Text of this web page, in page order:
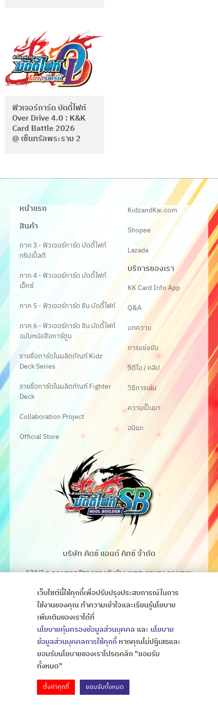
ฟิวเจอร์การ์ด บัดดี้ไฟท์
Over Drive 4.0 : K&K
Card Battle 2026
@ เซ็นทรัลพระราม 2
หน้าแรก
สินค้า
ภาค 3 - ฟิวเจอร์การ์ด บัดดี้ไฟท์
ทริปเปิ้ลดี
ภาค 4 - ฟิวเจอร์การ์ด บัดดี้ไฟท์
เอ็กซ์
ภาค 5 - ฟิวเจอร์การ์ด ชิน บัดดี้ไฟท์
ภาค 6 - ฟิวเจอร์การ์ด ชิน บัดดี้ไฟท์
ฉบับหนังสือการ์ตูน
รายชื่อการ์ดในผลิตภัณฑ์ Kidz
Deck Series
รายชื่อการ์ดในผลิตภัณฑ์ Fighter
Deck
Collaboration Project
Official Store
KidzandKai.com
Shopee
Lazada
บริการของเรา
KK Card Info App
Q&A
บทความ
การแข่งขัน
วิดีโอ / คลิป
วิธีการเล่น
ความเป็นมา
อนิเมะ
บริษัท คิดซ์ แอนด์ คิทซ์ จำกัด
122/3 ถ.กรุงเทพกรีฑา แขวงทับช้าง เขตสะพานสูง กรุงเทพฯ
โทร. 02-368-4106-7
Fax. 02-368-4105
Copyright © All Rights Thaibattlespiritsออกแบบเว็บไซต์
เว็บไซต์นี้ใช้คุกกี้เพื่อปรับปรุงประสบการณ์ในการ
ใช้งานของคุณ ทำความเข้าใจและเรียนรู้นโยบาย
เพิ่มเติมของเราได้ที่
นโยบายคุ้มครองข้อมูลส่วนบุคคล และ นโยบาย
ข้อมูลส่วนบุคคลการใช้คุกกี้หากคุณไม่ปฏิเสธและ
ยอมรับนโยบายของเราโปรดคลิก "ยอมรับ
ทั้งหมด"
ตั้งค่าคุกกี้ ยอมรับทั้งหมด